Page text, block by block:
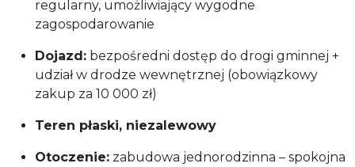
regularny, umożliwiający wygodne
zagospodarowanie
Dojazd: bezpośredni dostęp do drogi gminnej +
udział w drodze wewnętrznej (obowiązkowy
zakup za 10 000 zł)
Teren płaski, niezalewowy
Otoczenie: zabudowa jednorodzinna – spokojna